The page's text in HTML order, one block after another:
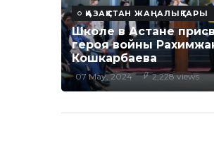
ҚАЗАҚСТАН ЖАҢАЛЫҚТАРЫ
Школе в Астане
героя войны
Кошкарбаева
07 May, 2024 2,228 views